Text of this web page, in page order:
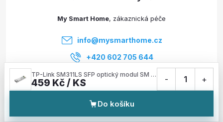
My Smart Home
info@mysmarthome.cz
+420 602 705 644
TP-Link SM311LS SFP optický modul SM (1310nm), 1,25Gb/s, LC, 20km
459 Kč / KS - 1 +
Do košíku